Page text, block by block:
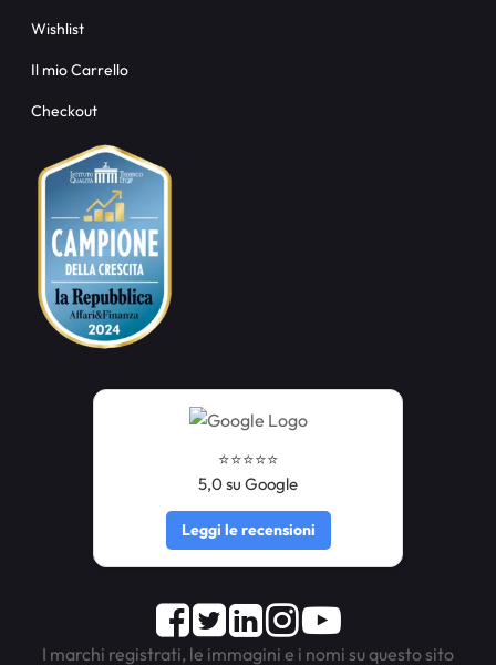
Wishlist
Il mio Carrello
Checkout
⭐️⭐️⭐️⭐️⭐️
5,0 su Google
Leggi le recensioni
Facebook
TwitterLinkedInInstagram
Youtube
I marchi registrati, le immagini e i nomi su questo sito